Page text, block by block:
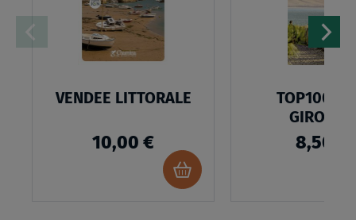
VENDEE LITTORALE
10,00 €
Ajouter
au
GIRONDE
8,50 €